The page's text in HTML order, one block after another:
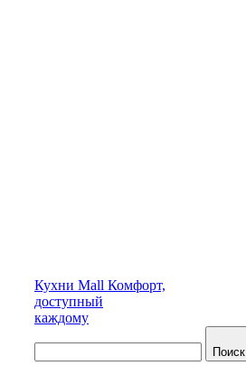
Кухни Mall Комфорт,
доступный
каждому
Поиск